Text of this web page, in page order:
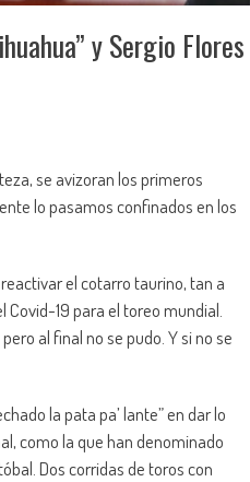
y Sergio Flores
se avizoran los primeros
lo pasamos confinados en los
el cotarro taurino, tan a
19 para el toreo mundial.
al final no se pudo. Y si no se
la pata pa’ lante” en dar lo
como la que han denominado
Dos corridas de toros con